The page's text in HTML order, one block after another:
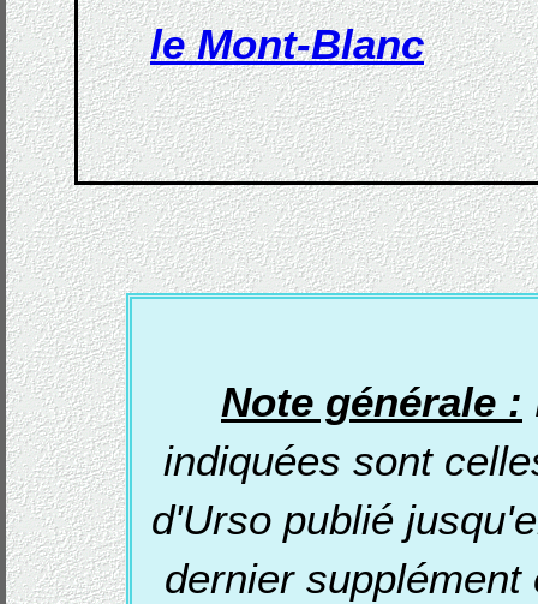
le Mont-Blanc
Note générale :
indiquées sont
d'Urso publié
dernier supplément